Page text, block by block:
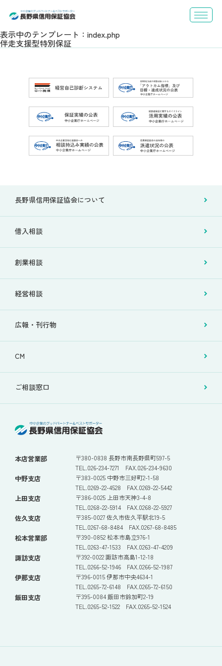
表示中のテンプレート：index.php
伴走支援型特別保証
長野県信用保証協会について
借入相談
創業相談
経営相談
広報・刊行物
CM
ご相談窓口
本店営業部
〒380-0838 長野市南長野県町597-5
TEL.026-234-7271 FAX.026-234-9630
中野支店
〒383-0025 中野市三好町2-1-58
TEL.0269-22-4528 FAX.0269-22-5442
上田支店
〒386-0025 上田市天神3-4-8
TEL.0268-22-5914 FAX.0268-22-5927
佐久支店
〒385-0027 佐久市佐久平駅北19-5
TEL.0267-68-8484 FAX.0267-68-8485
松本営業部
〒390-0852 松本市島立976-1
TEL.0263-47-1533 FAX.0263-47-4209
諏訪支店
〒392-0022 諏訪市高島1-12-18
TEL.0266-52-1946 FAX.0266-52-1987
伊那支店
〒396-0015 伊那市中央4634-1
TEL.0265-72-6148 FAX.0265-72-6150
飯田支店
〒395-0084 飯田市鈴加町2-19
TEL.0265-52-1522 FAX.0265-52-1524